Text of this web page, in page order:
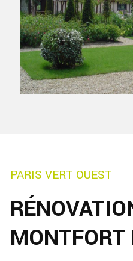
PARIS VERT OUEST